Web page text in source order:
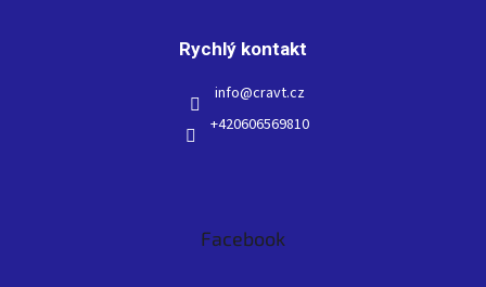
Rychlý kontakt
info@cravt.cz
+420606569810
Facebook